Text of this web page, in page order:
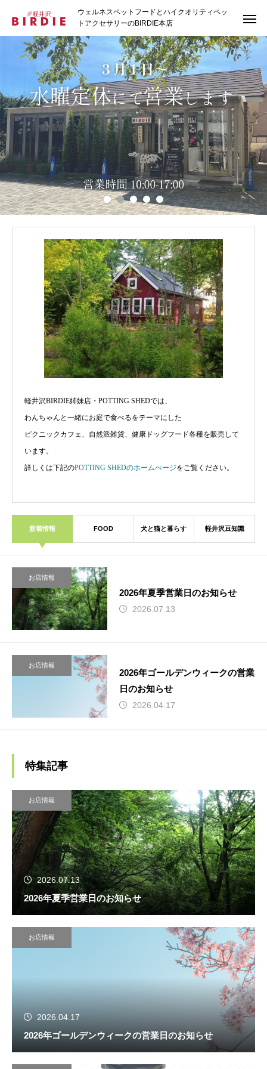
ウェルネスペットフードとハイクオリティペッ
トアクセサリーのBIRDIE本店
軽井沢BIRDIE姉妹店・POTTING SHEDでは、
わんちゃんと一緒にお庭で食べるをテーマにした
ピクニックカフェ、自然派雑貨、健康ドッグフード各種を販売して
います。
詳しくは下記のPOTTING SHEDのホームぺージをご覧ください。
新着情報 FOOD 犬と猫と暮らす 軽井沢豆知識
お店情報
2026年夏季営業日のお知らせ
2026.07.13
お店情報
2026年ゴールデンウィークの営業
日のお知らせ
2026.04.17
特集記事
お店情報
2026.07.13
2026年夏季営業日のお知らせ
お店情報
2026.04.17
2026年ゴールデンウィークの営業日のお知らせ